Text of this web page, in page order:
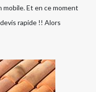
Et en ce moment
rapide !! Alors